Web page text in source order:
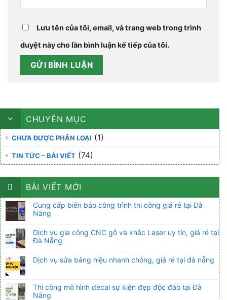
Lưu tên của tôi, email, và trang web trong trình
duyệt này cho lần bình luận kế tiếp của tôi.
CHUYÊN MỤC
CHƯA ĐƯỢC PHÂN LOẠI (1)
TIN TỨC – BÀI VIẾT (74)
BÀI VIẾT MỚI
Cung cấp biển báo công trình thi công giá rẻ tại Đà
Nẵng
Dịch vụ gia công CNC gỗ và khắc Laser uy tín, giá rẻ tại
Đà Nẵng
Dịch vụ sửa bảng hiệu nhanh chóng, giá rẻ tại đà nẵng
Thi công mô hình decal sự kiện đẹp độc đáo tại Đà
Nẵng